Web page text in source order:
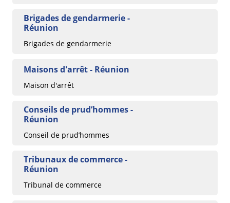
Brigades de gendarmerie -
Réunion
Brigades de gendarmerie
Maisons d'arrêt - Réunion
Maison d'arrêt
Conseils de prud’hommes -
Réunion
Conseil de prud’hommes
Tribunaux de commerce -
Réunion
Tribunal de commerce